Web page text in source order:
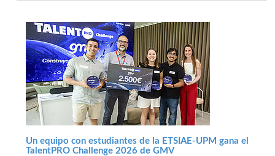
Un equipo con estudiantes de la ETSIAE-UPM gana el
TalentPRO Challenge 2026 de GMV